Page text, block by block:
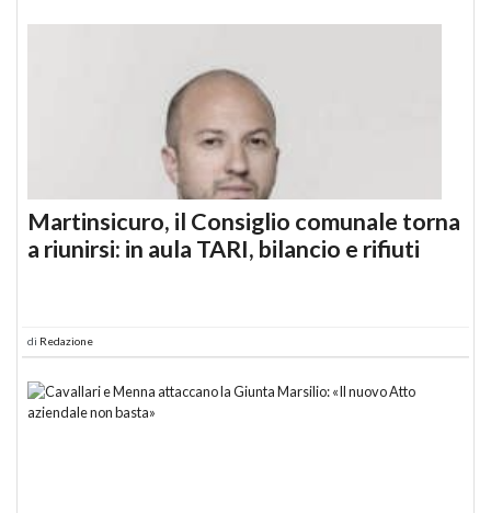
Martinsicuro, il Consiglio comunale torna
a riunirsi: in aula TARI, bilancio e rifiuti
di Redazione